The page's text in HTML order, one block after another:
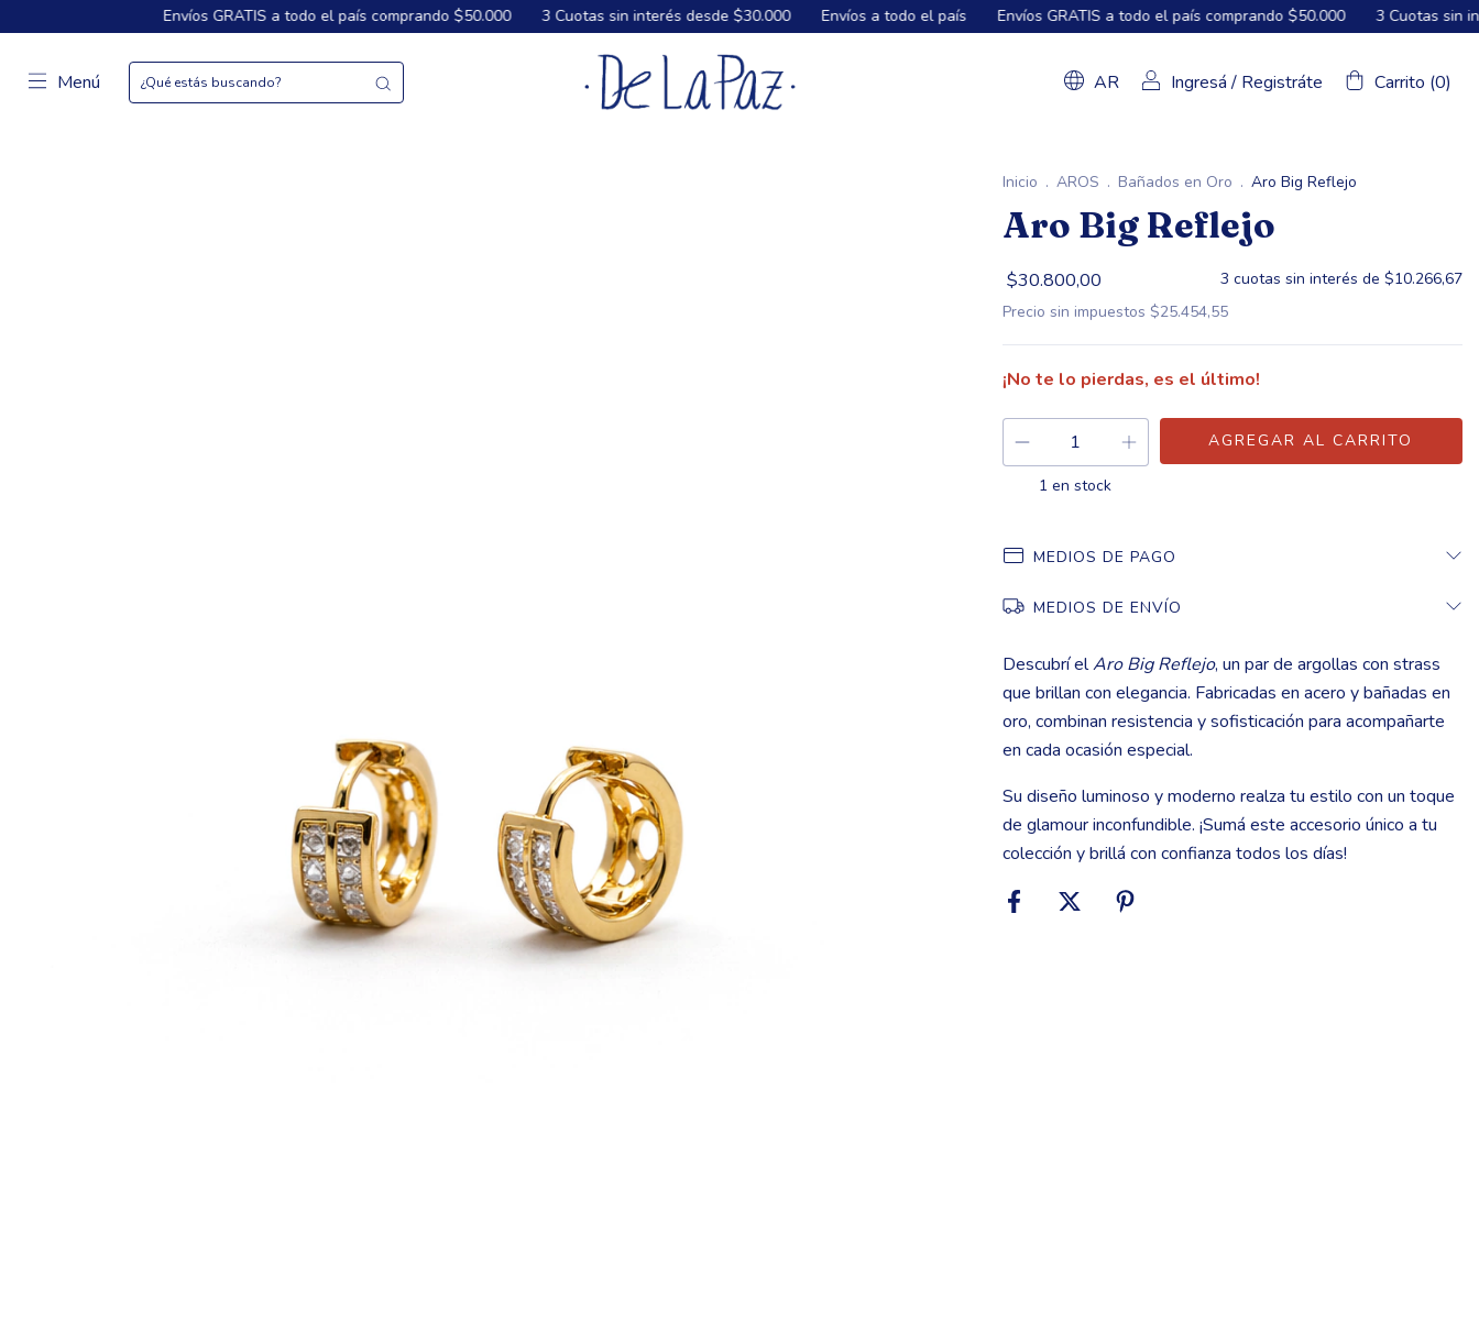
Envíos GRATIS a todo el país comprando $50.000 3 Cuotas sin interés desde $30.000 Envíos a todo el país Envíos GRATIS a todo el país comprando $50.000 3 Cuotas sin interés
Menú AR Ingresá/ Registráte Carrito (0)
Inicio . AROS . Bañados en Oro . Aro Big Reflejo
Aro Big Reflejo
$30.800,00 3 cuotas sin interés de $10.266,67
Precio sin impuestos $25.454,55
¡No te lo pierdas, es el último!
1 en stock
MEDIOS DE PAGO
MEDIOS DE ENVÍO
Descubrí elAro Big Reflejo, un par de argollas con strass
que brillan con elegancia. Fabricadas en acero y bañadas en
oro, combinan resistencia y sofisticación para acompañarte
en cada ocasión especial.
Su diseño luminoso y moderno realza tu estilo con un toque
de glamour inconfundible. ¡Sumá este accesorio único a tu
colección y brillá con confianza todos los días!